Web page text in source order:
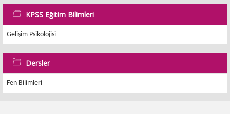
KPSS Eğitim Bilimleri
Gelişim Psikolojisi
Dersler
Fen Bilimleri